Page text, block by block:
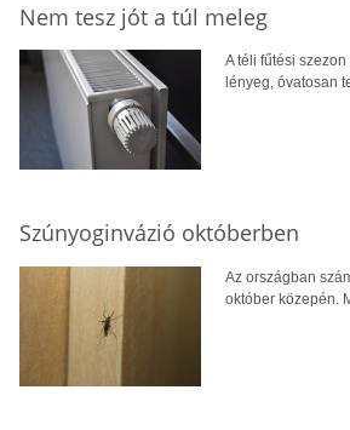
Nem tesz jót a túl meleg
A téli fűtési
lényeg, óvatosan
Szúnyoginvázió októberben
Az országban
október közepén.